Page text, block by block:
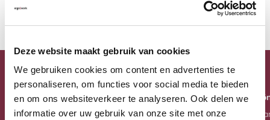
Deze website maakt gebruik van cookies
We gebruiken cookies om content en advertenties te
personaliseren, om functies voor social media te bieden
en om ons websiteverkeer te analyseren. Ook delen we
informatie over uw gebruik van onze site met onze
Auf Lager, heute versandt
Kostenlose Lieferung
Kostenlose Lieferung ab 60
Versand heute
Bestellung vor 15:00 Uhr